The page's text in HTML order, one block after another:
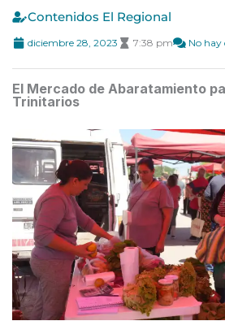
Contenidos El Regional
diciembre 28, 2023 7:38 pm No hay
El Mercado de Abaratamiento
Trinitarios